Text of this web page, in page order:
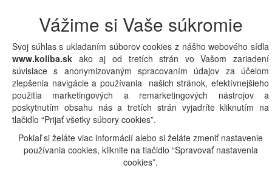
Spokojnosť Tel.: +421903853140
Urobiť objednávku
Powered by
Vážime si Vaše súkromie
Svoj súhlas s ukladaním súborov cookies z nášho webového sídla
www.koliba.sk ako aj od tretích strán vo Vašom zariadení
súvisiace s anonymizovaným spracovaním údajov za účelom
zlepšenia navigácie a používania našich stránok, efektívnejšieho
použitia marketingových a remarketingových nástrojov a
poskytnutím obsahu nás a tretích strán vyjadríte kliknutím na
tlačidlo “Prijať všetky súbory cookies”.
Pokiaľ si želáte viac informácií alebo si želáte zmeniť nastavenie
používania cookies, kliknite na tlačidlo “Spravovať nastavenia
cookies”.